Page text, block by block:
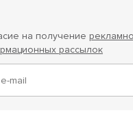
на получение
рассылок